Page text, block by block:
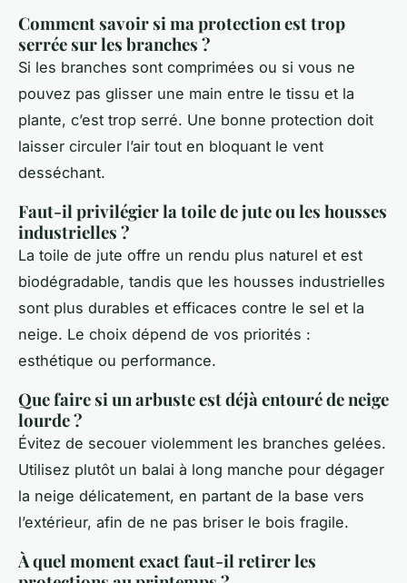
Comment savoir si ma protection est trop
serrée sur les branches ?
Si les branches sont comprimées ou si vous ne
pouvez pas glisser une main entre le tissu et la
plante, c’est trop serré. Une bonne protection doit
laisser circuler l’air tout en bloquant le vent
desséchant.
Faut-il privilégier la toile de jute ou les housses
industrielles ?
La toile de jute offre un rendu plus naturel et est
biodégradable, tandis que les housses industrielles
sont plus durables et efficaces contre le sel et la
neige. Le choix dépend de vos priorités :
esthétique ou performance.
Que faire si un arbuste est déjà entouré de neige
lourde ?
Évitez de secouer violemment les branches gelées.
Utilisez plutôt un balai à long manche pour dégager
la neige délicatement, en partant de la base vers
l’extérieur, afin de ne pas briser le bois fragile.
À quel moment exact faut-il retirer les